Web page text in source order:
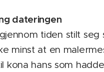
dateringen
tiden stilt
minst at en
kona hans som